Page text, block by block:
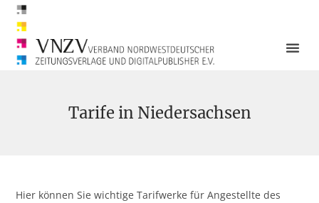
Tarife in Niedersachsen
Hier können Sie wichtige Tarifwerke für Angestellte des